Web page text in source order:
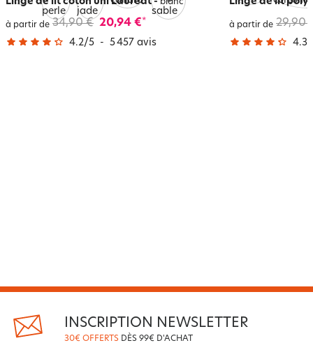
blanc
à partir de 34,90 € 20,94 €*
4.2/5 - 5 457 avis
à partir de 29,90
4.3
INSCRIPTION NEWSLETTER
30€ OFFERTS DÈS 99€ D'ACHAT